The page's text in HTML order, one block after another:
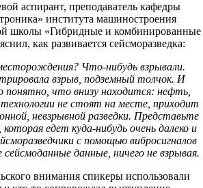
аспирант, преподаватель кафедры
института машиностроения
школы «Гибридные и комбинированные
как развивается сейсморазведка:
Что-нибудь взрывали.
взрыв, подземный толчок. И
понятно, что внизу находится: нефть,
технологии не стоят на месте, приходит
невзрывной разведки. Представьте
едет куда-нибудь очень далеко и
с помощью вибросигналов
данные, ничего не взрывая.
внимания спикеры использовали